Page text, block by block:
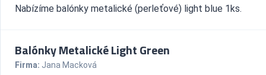
Nabízíme balónky metalické (perleťové) light blue 1ks.
Balónky Metalické Light Green
Firma: Jana Macková